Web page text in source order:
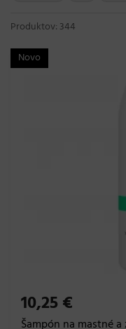
Produktov: 344
Novo
10,25 €
Šampón na mastné